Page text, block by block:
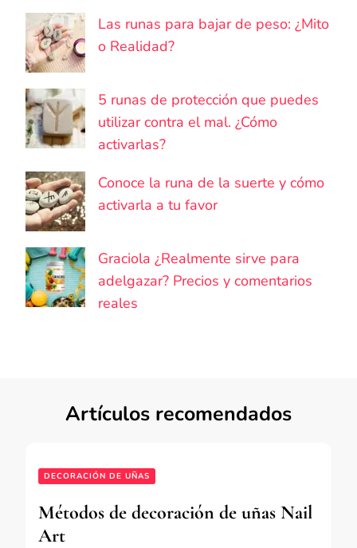
Las runas para bajar de peso: ¿Mito
o Realidad?
5 runas de protección que puedes
utilizar contra el mal. ¿Cómo
activarlas?
Conoce la runa de la suerte y cómo
activarla a tu favor
Graciola ¿Realmente sirve para
adelgazar? Precios y comentarios
reales
Artículos recomendados
DECORACIÓN DE UÑAS
Métodos de decoración de uñas Nail
Art